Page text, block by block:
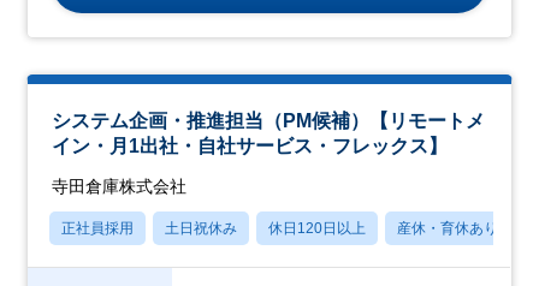
システム企画・推進担当（PM候補）【リモートメ
イン・月1出社・自社サービス・フレックス】
寺田倉庫株式会社
正社員採用 土日祝休み 休日120日以上 産休・育休あり